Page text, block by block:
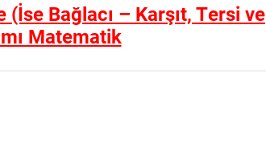
(İse Bağlacı – Karşıt, Tersi ve
Matematik